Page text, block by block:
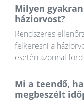
Milyen
háziorvost?
Rendszeres
felkeresni a
esetén azonnal
Mi a teendő,
megbeszélt